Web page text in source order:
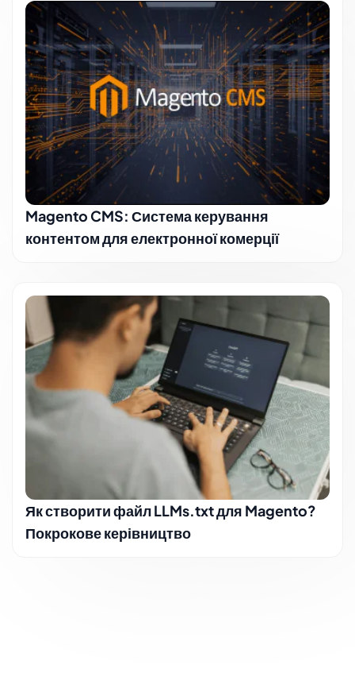
Magento CMS: Система керування
контентом для електронної комерції
Як створити файл LLMs.txt для Magento?
Покрокове керівництво